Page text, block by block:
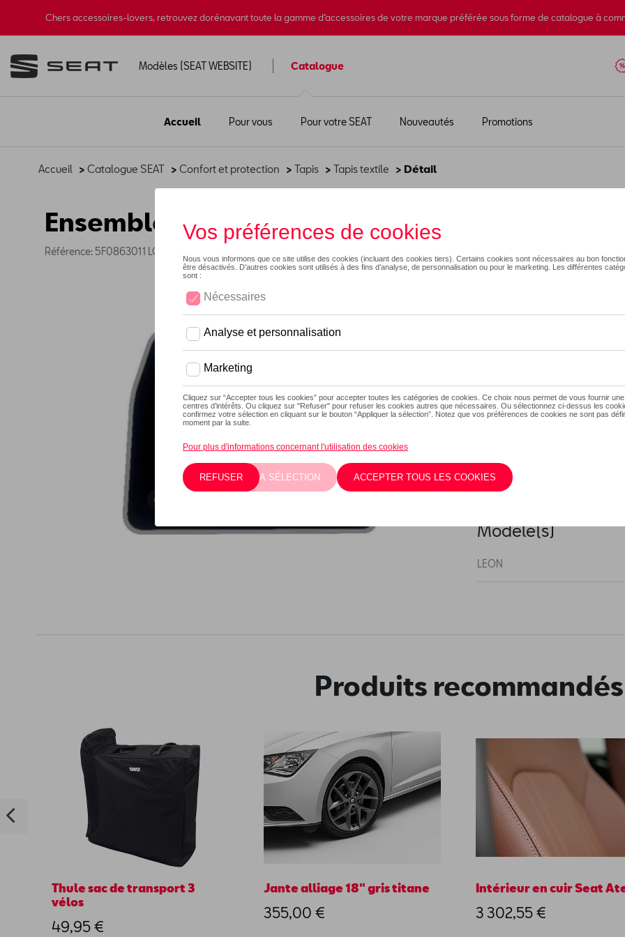
Chers accessoires-lovers, retrouvez dorénavant toute la gamme d’accessoires de votre marque préférée sous forme de catalogue à
Modèles (SEAT WEBSITE) Catalogue
Accueil Pour vous Pour votre SEAT Nouveautés Promotions
Accueil > Catalogue SEAT > Confort et protection > Tapis > Tapis textile > Détail
Ensemble de tapis de sol SERIES
Référence: 5F0863011 LOE
partie inférieure
ont le système de fixation
pendant la conduite Cet
Modèle(s)
LEON
Produits recommandés
Thule sac de transport 3
vélos
49,95 €
Jante alliage 18" gris titane
355,00 €
Intérieur en cuir Seat
3 302,55 €